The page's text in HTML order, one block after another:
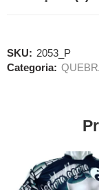
SKU: 2053_P
Categoria:
SALE